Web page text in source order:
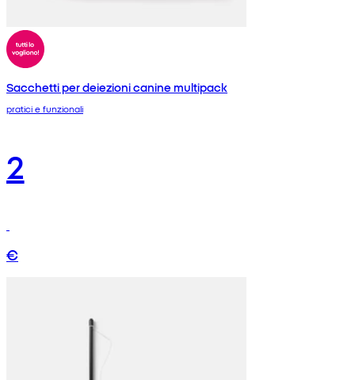
Sacchetti per deiezioni canine multipack
pratici e funzionali
2
€